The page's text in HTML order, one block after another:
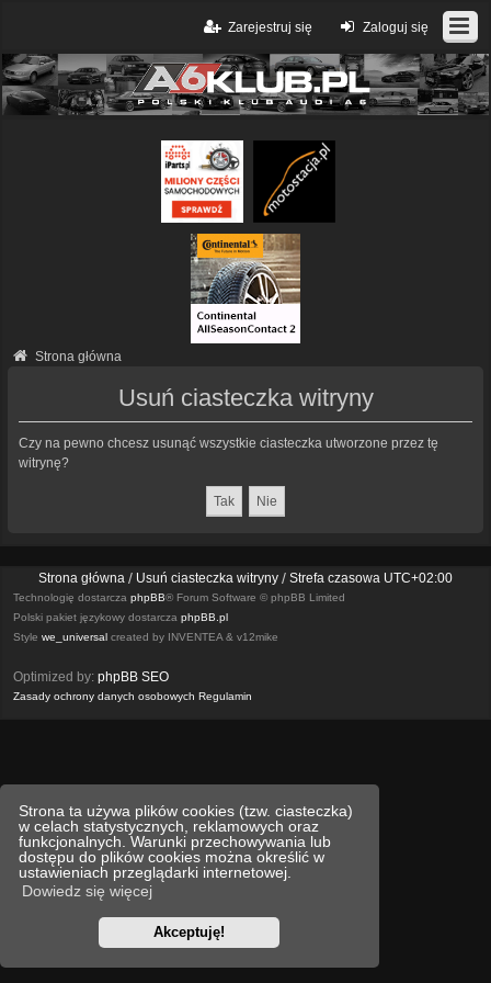
Strona ta używa plików cookies (tzw. ciasteczka)
w celach statystycznych, reklamowych oraz
funkcjonalnych. Warunki przechowywania lub
dostępu do plików cookies można określić w
ustawieniach przeglądarki internetowej.
Dowiedz się więcej
Akceptuję!
Zaloguj się
Zarejestruj się
Strona główna
Usuń ciasteczka witryny
Czy na pewno chcesz usunąć wszystkie ciasteczka utworzone przez tę
witrynę?
Strona główna Usuń ciasteczka witryny Strefa czasowa UTC+02:00
Technologię dostarcza phpBB® Forum Software © phpBB Limited
Polski pakiet językowy dostarcza phpBB.pl
Style we_universal created by INVENTEA & v12mike
Optimized by: phpBB SEO
Zasady ochrony danych osobowych Regulamin